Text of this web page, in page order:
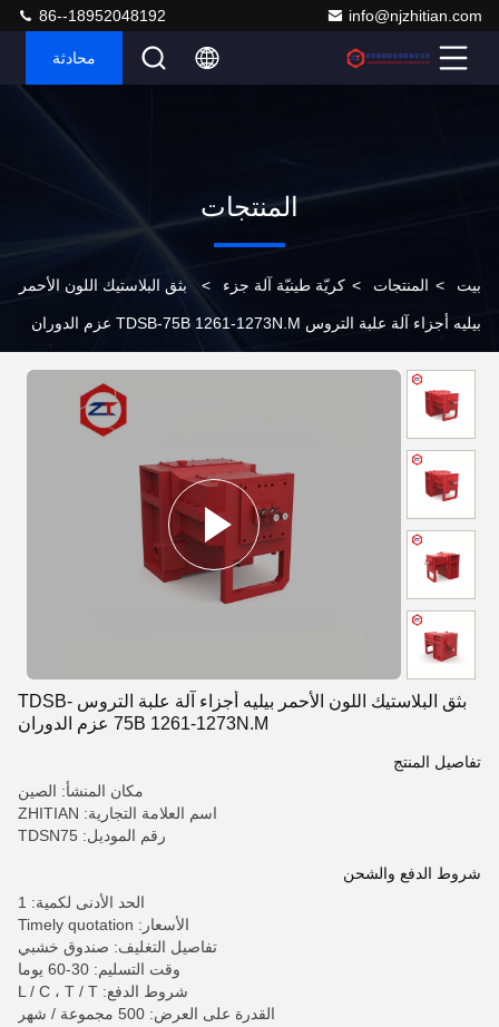
info@njzhitian.com
86--18952048192
محادثة
المنتجات
بيت > المنتجات > كريّة طينيّة آلة جزء > بثق البلاستيك اللون الأحمر
بيليه أجزاء آلة علبة التروس TDSB-75B 1261-1273N.M عزم الدوران
بثق البلاستيك اللون الأحمر بيليه أجزاء آلة علبة التروس TDSB-
75B 1261-1273N.M عزم الدوران
تفاصيل المنتج
مكان المنشأ: الصين
اسم العلامة التجارية: ZHITIAN
رقم الموديل: TDSN75
شروط الدفع والشحن
الحد الأدنى لكمية: 1
الأسعار: Timely quotation
تفاصيل التغليف: صندوق خشبي
وقت التسليم: 30-60 يوما
شروط الدفع: L / C ، T / T
القدرة على العرض: 500 مجموعة / شهر